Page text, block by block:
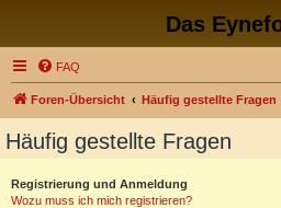
Das
FAQ
Foren-Übersicht Häufig gestellte Fragen
Häufig gestellte Fragen
Registrierung und Anmeldung
Wozu muss ich mich registrieren?